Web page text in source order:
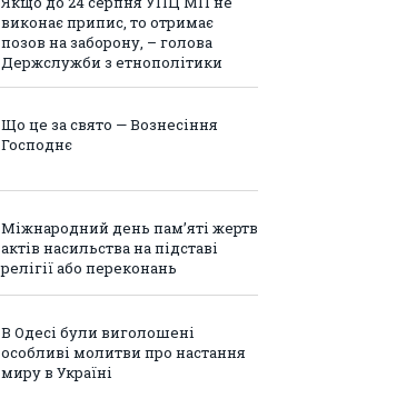
виконає припис, то отримає
позов на заборону, – голова
Держслужби з етнополітики
Що це за свято — Вознесіння
Господнє
Міжнародний день пам’яті жертв
актів насильства на підставі
релігії або переконань
В Одесі були виголошені
особливі молитви про настання
миру в Україні